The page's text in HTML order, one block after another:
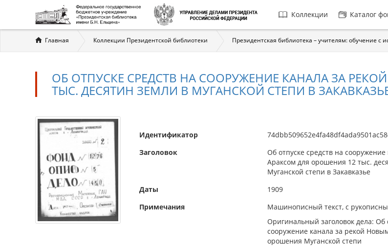
Главная
навигация
Коллекции Каталог
Вы
здесь
Главная Коллекции Президентской библиотеки Президентская библиотека – учителям: обучение с
ОБ ОТПУСКЕ СРЕДСТВ НА СООРУЖЕНИЕ КАНАЛА ЗА
ТЫС. ДЕСЯТИН ЗЕМЛИ В МУГАНСКОЙ СТЕПИ В
Идентификатор
Заголовок
Об отпуске средств на
Араксом для орошения 12 тыс.
Муганской степи в Закавказье
Даты
1909
Примечания
Машинописный текст, с
Оригинальный заголовок дела: Об
сооружение канала за рекой
орошения Муганской степи